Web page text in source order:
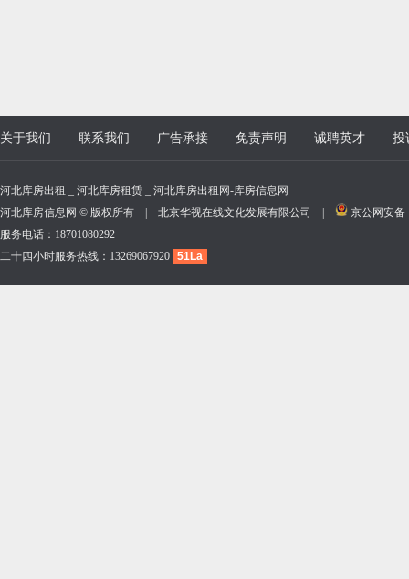
关于我们 联系我们 广告承接 免责声明 诚聘英才 投
河北库房出租 _ 河北库房租赁 _ 河北库房出租网-库房信息网
河北库房信息网 © 版权所有 | 北京华视在线文化发展有限公司 |
京公网安备
服务电话：18701080292
二十四小时服务热线：13269067920 51La